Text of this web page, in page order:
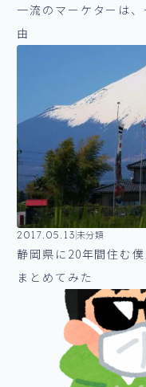
一流のマーケターは
由
2017.05.13 未分類
静岡県に20年間住む
まとめてみた